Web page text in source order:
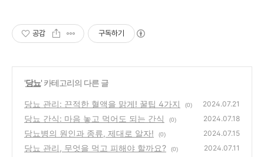
공감 구독하기
'당뇨' 카테고리의 다른 글
당뇨 관리: 끈적한 혈액을 맑게! 꿀팁 4가지 (0) 2024.07.21
당뇨 간식: 마음 놓고 먹어도 되는 간식 (0) 2024.07.18
당뇨병의 원인과 종류, 제대로 알자! (0) 2024.07.15
당뇨 관리, 무엇을 먹고 피해야 할까요? (0) 2024.07.11